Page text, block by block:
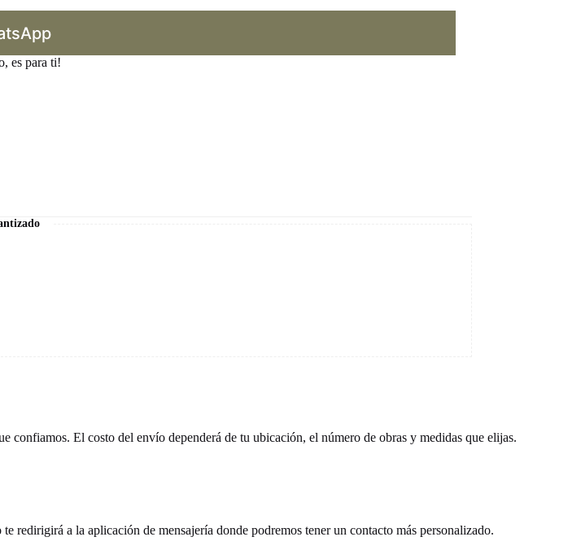
es para ti!
confiamos. El costo del envío dependerá de tu ubicación, el número de obras y medidas que elijas.
redirigirá a la aplicación de mensajería donde podremos tener un contacto más personalizado.